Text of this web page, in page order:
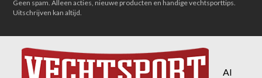
Geen spam. Alleen acties, nieuwe producten en handige vechtsporttips.
Uitschrijven kan altijd.
Al